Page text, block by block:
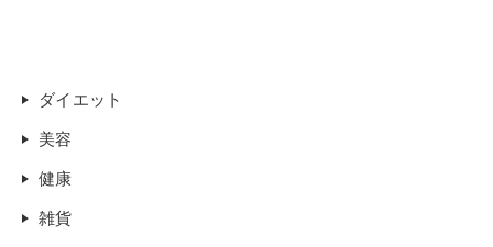
ダイエット
美容
健康
雑貨